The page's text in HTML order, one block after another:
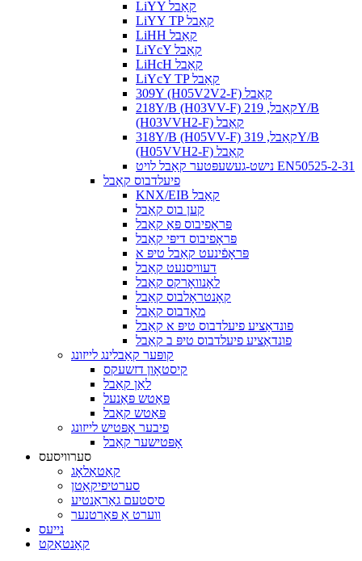
LiYY קאַבל
LiYY TP קאַבל
LiHH קאַבל
LiYcY קאַבל
LiHcH קאַבל
LiYcY TP קאַבל
309Y (H05V2V2-F) קאַבל
218Y/B (H03VV-F) קאַבל, 219Y/B
(H03VVH2-F) קאַבל
318Y/B (H05VV-F) קאַבל, 319Y/B
(H05VVH2-F) קאַבל
נישט-געשעפּטער קאַבל לויט EN50525-2-31
פיעלדבוס קאַבל
KNX/EIB קאַבל
קען בוס קאַבל
פּראָפיבוס פּאַ קאַבל
פּראָפיבוס דיפּי קאַבל
פּראָפֿינעט קאַבל טיפּ א
דעוויסנעט קאַבל
לאָנוואָרקס קאַבל
קאָנטראָלבוס קאַבל
מאָדבוס קאַבל
פונדאַציע פיעלדבוס טיפּ א קאַבל
פונדאַציע פיעלדבוס טיפּ ב קאַבל
קופּער קאַבלינג לייזונג
קיסטאָון דזשעקס
לאַן קאַבל
פּאַטש פּאַנעל
פּאַטש קאַבל
פיבער אָפּטיש לייזונג
אָפּטישער קאַבל
סערוויסעס
קאַטאַלאָג
סערטיפיקאַטן
סיסטעם גאַראַנטיע
ווערט אַ פּאַרטנער
נייעס
קאָנטאַקט